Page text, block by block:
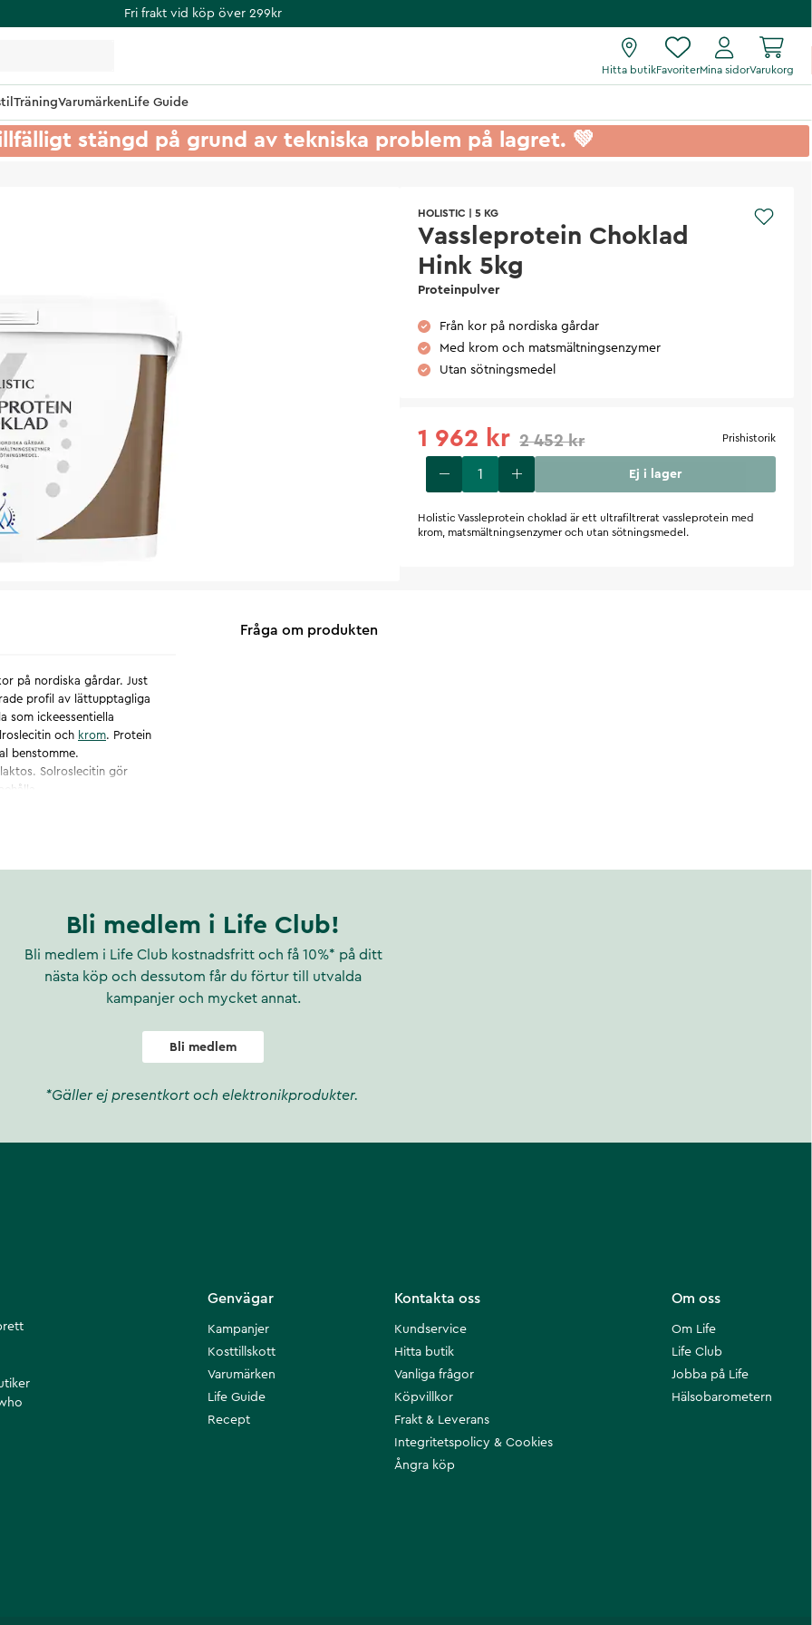
Fri frakt vid köp över 299kr
Hitta butikFavoriterMina sidorVarukorg
TräningVarumärkenLife Guide
stängd på grund av tekniska problem på lagret. 💚
HOLISTIC 5 KG
Vassleprotein Choklad
Hink 5kg
Proteinpulver
Från kor på nordiska gårdar
Med krom och matsmältningsenzymer
Utan sötningsmedel
1 962 kr 2 452 kr Prishistorik
Ej i lager
Holistic Vassleprotein choklad är ett ultrafiltrerat vassleprotein med
krom, matsmältningsenzymer och utan sötningsmedel.
på nordiska gårdar. Just
profil av lättupptagliga
som ickeessentiella
och krom . Protein
benstomme.
Solroslecitin gör
(solroslecitin),
bromelain, laktas),
Fråga om produkten
Bli medlem i Life Club!
Bli medlem i Life Club kostnadsfritt och få 10%* på ditt
nästa köp och dessutom får du förtur till utvalda
kampanjer och mycket annat.
Bli medlem
*Gäller ej presentkort och elektronikprodukter.
Om oss
Om Life
Life Club
Jobba på Life
Hälsobarometern
Kontakta oss
Kundservice
Hitta butik
Vanliga frågor
Köpvillkor
Frakt & Leverans
Integritetspolicy & Cookies
Ångra köp
Genvägar
Kampanjer
Kosttillskott
Varumärken
Life Guide
Recept